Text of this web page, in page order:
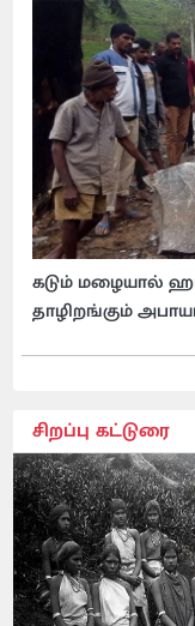
கடும் மழையால்
தாழிறங்கும்
சிறப்பு கட்டுரை